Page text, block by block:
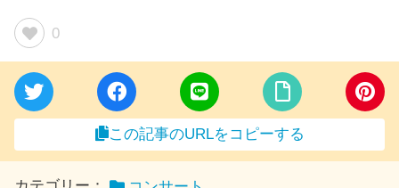
0
この記事のURLをコピーする